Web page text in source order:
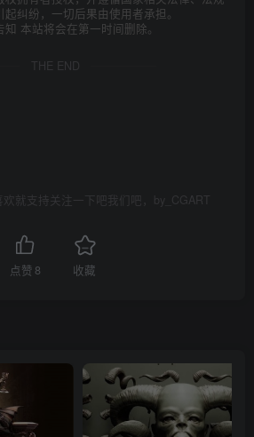
纠纷，一切后果由使用者承担。
本站将会在第一时间删除。
THE END
欢就支持关注一下吧我们吧，by_CGART
点赞 8 收藏